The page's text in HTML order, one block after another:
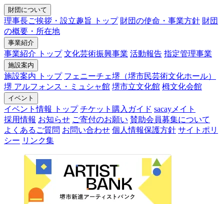
財団について
理事長ご挨拶・設立趣旨 トップ 財団の使命・事業方針 財団
の概要・所在地
事業紹介
事業紹介 トップ 文化芸術振興事業 活動報告 指定管理事業
施設案内
施設案内 トップ フェニーチェ堺（堺市民芸術文化ホール）
堺 アルフォンス・ミュシャ館 堺市立文化館 栂文化会館
イベント
イベント情報 トップ チケット購入ガイド sacayメイト
採用情報 お知らせ ご寄付のお願い 賛助会員募集について
よくあるご質問 お問い合わせ 個人情報保護方針 サイトポリ
シー リンク集